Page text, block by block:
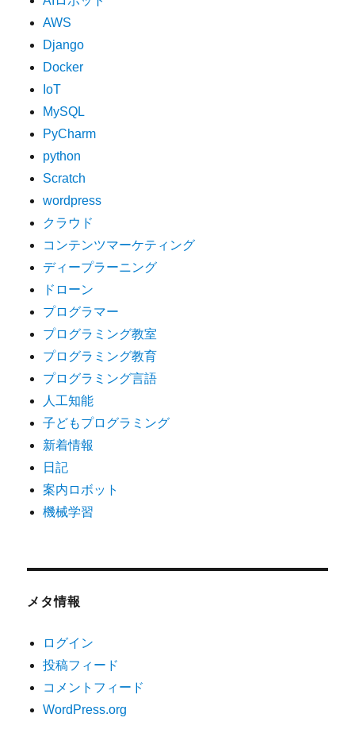
AWS
Django
Docker
IoT
MySQL
PyCharm
python
Scratch
wordpress
クラウド
コンテンツマーケティング
ディープラーニング
ドローン
プログラマー
プログラミング教室
プログラミング教育
プログラミング言語
人工知能
子どもプログラミング
新着情報
日記
案内ロボット
機械学習
メタ情報
ログイン
投稿フィード
コメントフィード
WordPress.org